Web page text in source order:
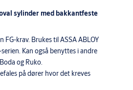
sylinder med bakkantfeste
krav. Brukes til ASSA ABLOY
Kan også benyttes i andre
og Ruko.
på dører hvor det kreves